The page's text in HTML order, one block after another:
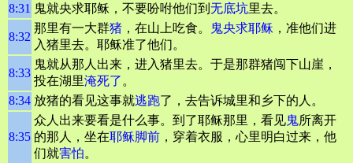
8:31 鬼就央求耶稣，不要吩咐他们到 无底坑里去。
8:32
那里有一大群猪 ，在山上吃食。 鬼央求耶稣 ，准他们进
入猪里去。耶稣准了他们。
8:33
鬼就从那人出来，进入猪里去。于是那群猪闯下山崖，
投在湖里淹死了 。
8:34 放猪的看见这事就逃跑了，去告诉城里和乡下的人。
8:35
众人出来要看是什么事。到了耶稣那里，看见鬼所离开
的那人，坐在耶稣脚前 ，穿着衣服，心里明白过来，他
们就害怕。